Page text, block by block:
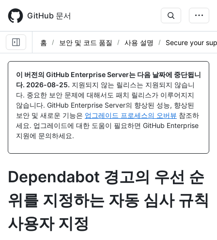
main
content
GitHub 문서
홈 보안 및 코드 품질 사용 설명 Secure your
이 버전의 GitHub Enterprise Server는 다음 날짜에 중단됩니
다. 2026-08-25. 지원되지 않는 릴리스는 지원되지 않습니
다. 중요한 보안 문제에 대해서도 패치 릴리스가 이루어지지
않습니다. GitHub Enterprise Server의 향상된 성능, 향상된
보안 및 새로운 기능은 업그레이드 프로세스의 오버뷰 참조하
세요. 업그레이드에 대한 도움이 필요하면 GitHub Enterprise
지원에 문의하세요.
Dependabot 경고의 우선 순
위를 지정하는 자동 심사 규칙
사용자 지정